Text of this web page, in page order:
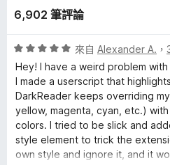
r
的
評
論
，
分
5
分
6,902 筆評論
評
價
5
分
，
滿
分
5
來自 Alexander A. ，
Hey! I have a weird problem
I made a userscript that
DarkReader keeps overriding
yellow, magenta, cyan, etc.)
colors. I tried to be slick and
style element to trick the
own style and ignore it, and it